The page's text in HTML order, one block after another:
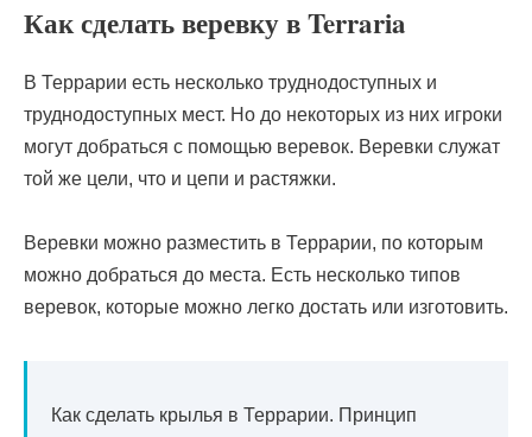
Как сделать веревку в Terraria
В Террарии есть несколько труднодоступных и
труднодоступных мест. Но до некоторых из них игроки
могут добраться с помощью веревок. Веревки служат
той же цели, что и цепи и растяжки.
Веревки можно разместить в Террарии, по которым
можно добраться до места. Есть несколько типов
веревок, которые можно легко достать или изготовить.
Как сделать крылья в Террарии. Принцип